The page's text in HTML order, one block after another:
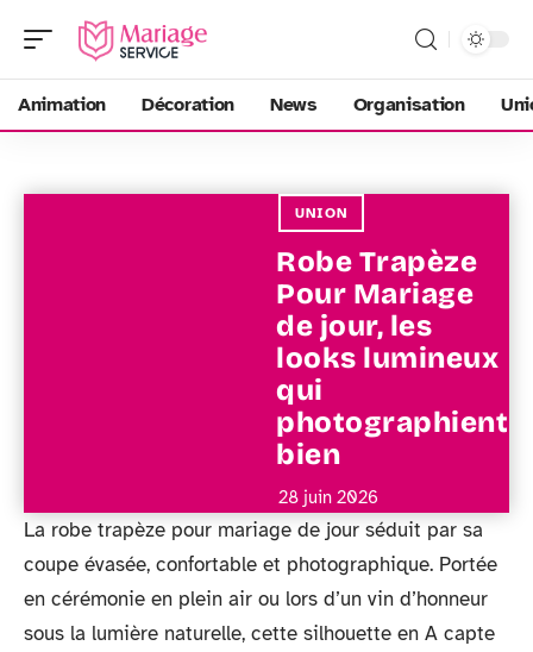
Animation Décoration News Organisation
UNION
Robe Trapèze
Pour Mariage
de jour, les
looks lumineux
qui
photographient
bien
28 juin 2026
La robe trapèze pour mariage de jour séduit par sa
coupe évasée, confortable et photographique. Portée
en cérémonie en plein air ou lors d’un vin d’honneur
sous la lumière naturelle, cette silhouette en A capte